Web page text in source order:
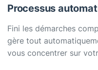
Processus
Fini les démarches
gère tout
vous concentrer sur